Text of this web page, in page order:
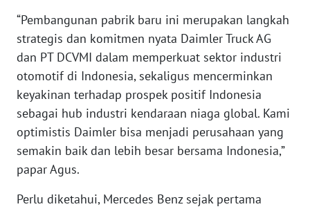
“Pembangunan pabrik baru ini merupakan langkah
strategis dan komitmen nyata Daimler Truck AG
dan PT DCVMI dalam memperkuat sektor industri
otomotif di Indonesia, sekaligus mencerminkan
keyakinan terhadap prospek positif Indonesia
sebagai hub industri kendaraan niaga global. Kami
optimistis Daimler bisa menjadi perusahaan yang
semakin baik dan lebih besar bersama Indonesia,”
papar Agus.
Perlu diketahui, Mercedes Benz sejak pertama
WN
RIAU
WN
SERAMBI
WN
JAMBI
SULTRA